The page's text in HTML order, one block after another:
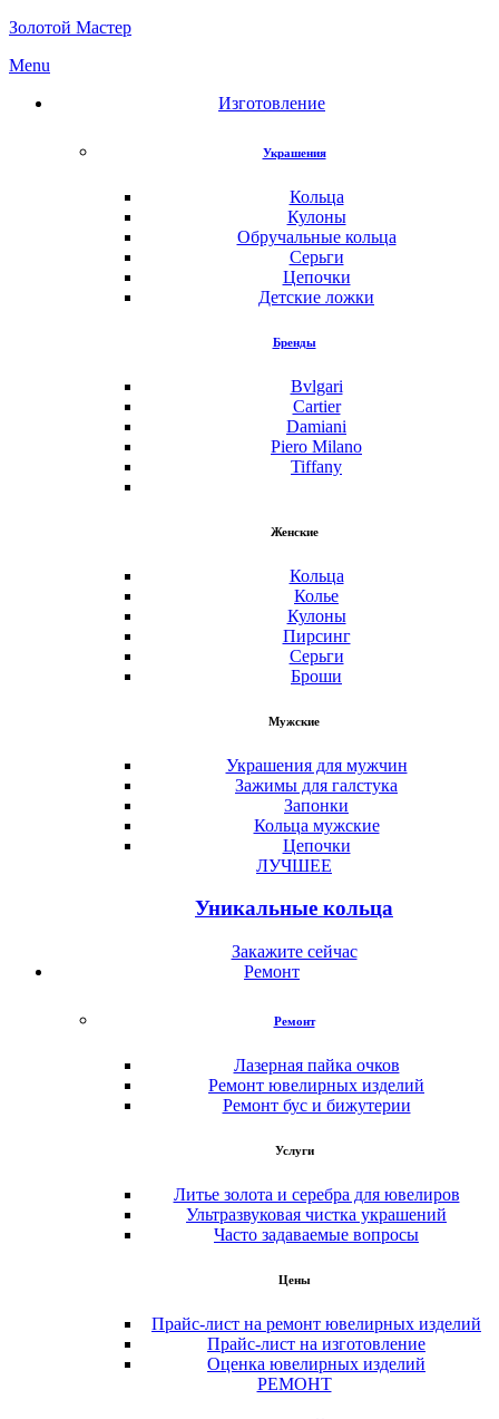
Золотой Мастер
Menu
Изготовление
Украшения
Кольца
Кулоны
Обручальные кольца
Серьги
Цепочки
Детские ложки
Бренды
Bvlgari
Cartier
Damiani
Piero Milano
Tiffany
Женские
Кольца
Колье
Кулоны
Пирсинг
Серьги
Броши
Мужские
Украшения для мужчин
Зажимы для галстука
Запонки
Кольца мужские
Цепочки
ЛУЧШЕЕ
Уникальные кольца
Закажите сейчас
Ремонт
Ремонт
Лазерная пайка очков
Ремонт ювелирных изделий
Ремонт бус и бижутерии
Услуги
Литье золота и серебра для ювелиров
Ультразвуковая чистка украшений
Часто задаваемые вопросы
Цены
Прайс-лист на ремонт ювелирных изделий
Прайс-лист на изготовление
Оценка ювелирных изделий
РЕМОНТ